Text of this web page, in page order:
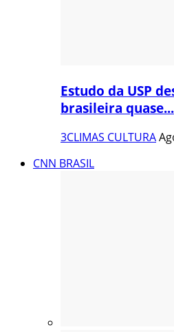
Estudo da USP
brasileira quase...
3CLIMAS CULTURA
CNN BRASIL